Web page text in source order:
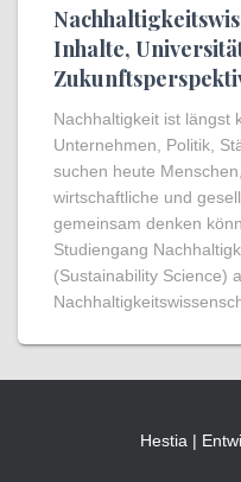
Inhalte,
Nachhaltigkeit ist längst
Unternehmen, Politik,
suchen heute
wirtschaftliche und
gemeinsam denken
Studiengang
(Sustainability Science)
Hestia |